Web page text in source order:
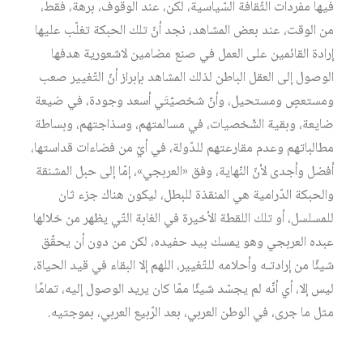
فيها مفردات الثّقافة السّياسية، لكن، عند الوقوف، برهة، فقط،
من الوقت، عند بعض المشاهد، نجد أنّ تلك الحبكة تغلّب عليها
إرادة القائمين على العمل في صنع مضامين لاشعورية هدفها
الوصول إلى العقل الباطن لذلك المشاهد بإبراز أنّ التّغيير صعب
ومستعصٍ ومستحيل، وأنّ شخصيّتَي أسعد وجودة، في ضيعة
ضايعة، وبقية الشّخصيات، في مسالمتهم، وسذاجتهم، وبساطة
مطالباتهم وعدم مقارعتهم للدّولة، في أيّ من فضاءات قداستها،
أفضل وأجدى لأنّ النّهاية، وفق «العربجي»، إمّا إلى حبل المشنقة
والحبكة الدّرامية هي المنقذة للبطل، ليكون هناك جزء ثان
للمسلسل، أو تلك اللقطة الأخيرة في الغابة التّي يظهر من خلالها
عبده العربجي وهو يمسك بيد حفيده، لكن من دون أن يحقّق
شيئًا من إرادتـه وأحلامه للتّغيير، اللهم إلا البقاء في قيد الحياة،
ليس إلا، أي أنّه لم يجسّد شيئًا ممّا كان يريد الوصول إليه، تمامًا
مثل ما جرى، في الوطن العربي، بعد الرّبيع العربي، بموجتيه.